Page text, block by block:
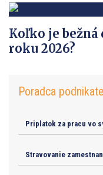
Koľko je
roku 2026?
Poradca
Priplatok za pracu vo
Stravovanie